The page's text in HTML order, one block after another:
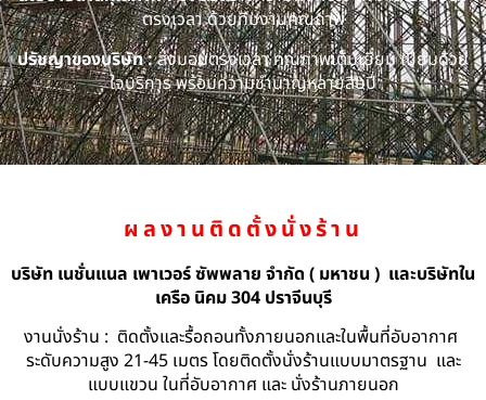
ตรงเวลา ด้วยทีมงานคุณภาพ
ปรัชญาของบริษัท :ส่งมอบตรงเวลา คุณภาพเต็มเยี่ยม เปี่ยมด้วย
ใจบริการ พร้อมความชำนาญหลายสิบปี
ผลงานติดตั้งนั่งร้าน
บริษัท เนชั่นแนล เพาเวอร์ ซัพพลาย จำกัด ( มหาชน ) และบริษัทใน
เครือ นิคม 304 ปราจีนบุรี
งานนั่งร้าน : ติดตั้งและรื้อถอนทั้งภายนอกและในพื้นที่อับอากาศ
ระดับความสูง 21-45 เมตร โดยติดตั้งนั่งร้านแบบมาตรฐาน และ
แบบแขวน ในที่อับอากาศ และ นั่งร้านภายนอก